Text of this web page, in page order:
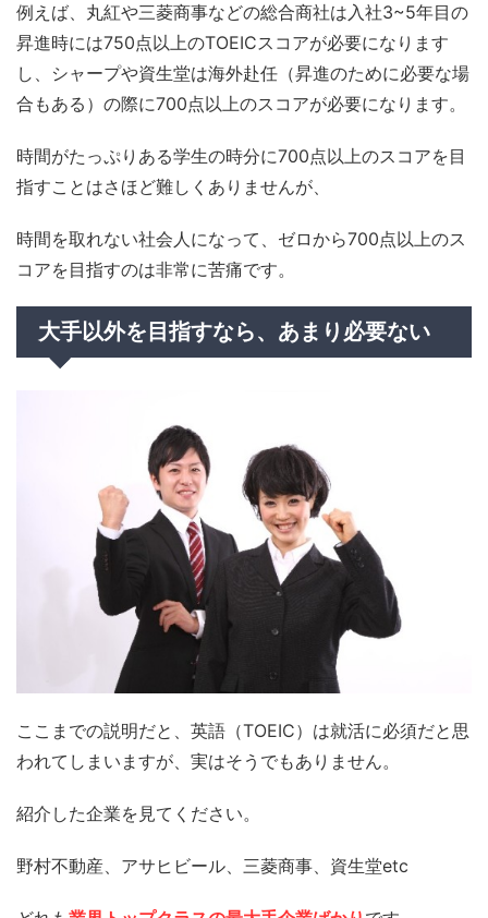
例えば、丸紅や三菱商事などの総合商社は入社3~5年目の
昇進時には750点以上のTOEICスコアが必要になります
し、シャープや資生堂は海外赴任（昇進のために必要な場
合もある）の際に700点以上のスコアが必要になります。
時間がたっぷりある学生の時分に700点以上のスコアを目
指すことはさほど難しくありませんが、
時間を取れない社会人になって、ゼロから700点以上のス
コアを目指すのは非常に苦痛です。
大手以外を目指すなら、あまり必要ない
ここまでの説明だと、英語（TOEIC）は就活に必須だと思
われてしまいますが、実はそうでもありません。
紹介した企業を見てください。
野村不動産、アサヒビール、三菱商事、資生堂etc